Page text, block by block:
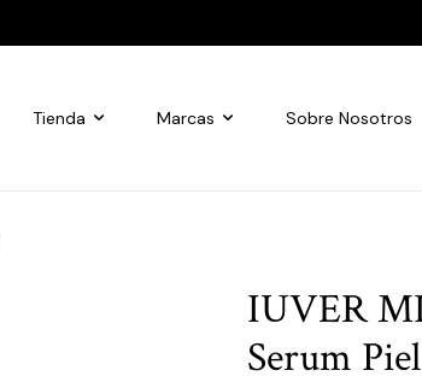
Tienda Marcas Sobre Nosotros
IUVER
Serum